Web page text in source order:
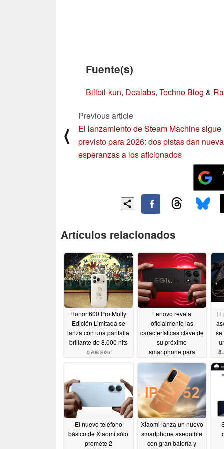
Fuente(s)
Billbil-kun, Dealabs, Techno Blog &
⟨
Previous article
El lanzamiento de Steam Machine sigue
previsto para 2026: dos pistas dan
esperanzas a los aficionados
Artículos relacionados
Honor 600 Pro Molly
Edición Limitada se
lanza con una pantalla
brillante de 8.000 nits
05/06/2026
Lenovo revela
oficialmente las
características clave de
su próximo
smartphone para
05/05/2026
El
se
El nuevo teléfono
básico de Xiaomi sólo
promete 2
Xiaomi lanza un nuevo
smartphone asequible
con gran batería y